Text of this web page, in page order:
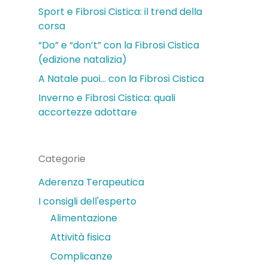
Sport e Fibrosi Cistica: il trend della
corsa
“Do” e “don’t” con la Fibrosi Cistica
(edizione natalizia)
A Natale puoi… con la Fibrosi Cistica
Inverno e Fibrosi Cistica: quali
accortezze adottare
Categorie
Aderenza Terapeutica
I consigli dell'esperto
Alimentazione
Attività fisica
Complicanze